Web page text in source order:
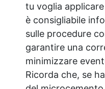
tu voglia
è consigliabile
sulle procedure
garantire una
minimizzare
Ricorda che, se